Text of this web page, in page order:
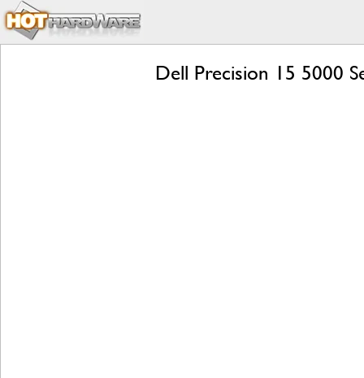
Dell Precision 15 5000